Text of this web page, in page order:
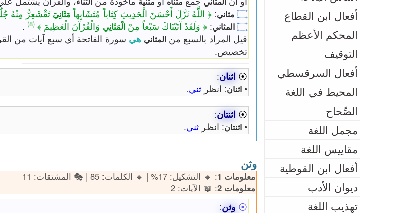
أفعال ابن القطاع
المحكم الأعظم
التوقيف
أفعال السرقسطي
المحيط في اللغة
الصِّحاح
مجمل اللغة
مقاييس اللغة
أفعال ابن القوطية
ديوان الأدب
تهذيب اللغة
۝ مثاني: ﴿ اللَّهُ نَزَّلَ أَحْسَنَ الْحَدِيثِ كِتَاباً مُتَشَابِهاً مَثَانِيَ تَقْشَعِرُّ مِنْهُ
۝ المثاني: ﴿ وَلَقَدْ آتَيْنَاكَ سَبْعاً مِنْ الْمَثَانِي وَالْقُرْآنَ الْعَظِيمَ ﴾ (8)
.
قيل المراد بالسبع من المثاني هي سورة الفاتحة أي سبع آيات من
تخصيص.
⦿ اثنان:
• اثنان: انظر ثني.
⦿ اثنتان:
• اثنتان: انظر ثني.
وثن
معلومات 1
: 🔸 التشكيل: 17% | 🔹 الكلمات: 85 | 🎭 المشتقات: 11
معلومات 2
: 📖 الآيات: 2
⦿ وثن: